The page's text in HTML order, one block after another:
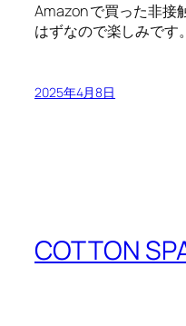
Amazon で買った非接
はずなので楽しみです。
2025年4月8日
COTTON